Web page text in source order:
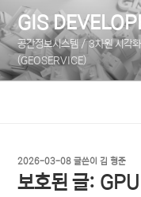
텐
츠
로
바
GIS
공간정보시스템 / 3차원 시각
(GEOSERVICE)
작
성
일
2026-03-08 글쓴이김 형준
보호된 글: